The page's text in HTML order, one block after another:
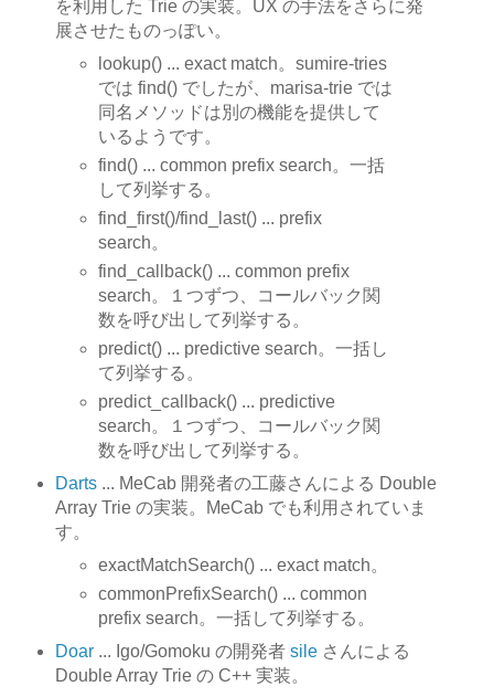
を利用した Trie の実装。UX の手法をさらに発
展させたものっぽい。
lookup() ... exact match。sumire-tries
では find() でしたが、marisa-trie では
同名メソッドは別の機能を提供して
いるようです。
find() ... common prefix search。一括
して列挙する。
find_first()/find_last() ... prefix
search。
find_callback() ... common prefix
search。１つずつ、コールバック関
数を呼び出して列挙する。
predict() ... predictive search。一括し
て列挙する。
predict_callback() ... predictive
search。１つずつ、コールバック関
数を呼び出して列挙する。
Darts... MeCab 開発者の工藤さんによる Double
Array Trie の実装。MeCab でも利用されていま
す。
exactMatchSearch() ... exact match。
commonPrefixSearch() ... common
prefix search。一括して列挙する。
Doar... Igo/Gomoku の開発者 sileさんによる
Double Array Trie の C++ 実装。